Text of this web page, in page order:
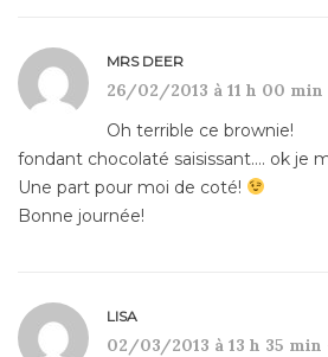
MRS DEER
26/02/2013 à 11 h 00 min
Oh terrible ce brownie!
fondant chocolaté saisissant…. ok je
Une part pour moi de coté!
Bonne journée!
LISA
02/03/2013 à 13 h 35 min